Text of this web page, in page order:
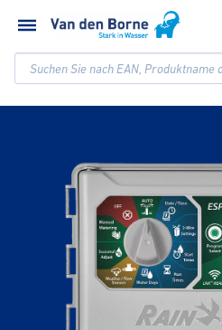
Suchen Sie nach EAN, Produktname